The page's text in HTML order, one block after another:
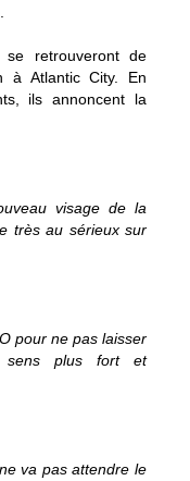
se retrouveront de
à Atlantic City. En
ils annoncent la
visage de la
très au sérieux sur
pour ne pas laisser
plus fort et
va pas attendre le